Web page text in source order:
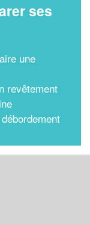
ses
une
revêtement